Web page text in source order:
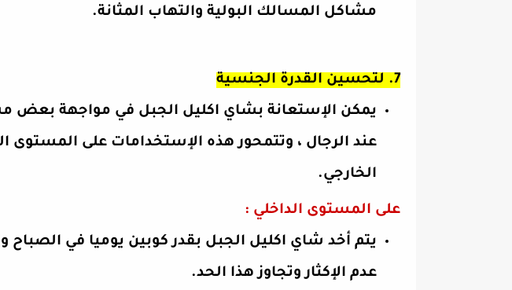
مشاكل المسالك البولية والتهاب المثانة.
7. لتحسين القدرة الجنسية
يمكن الإستعانة بشاي اكليل الجبل في مواجهة
عند الرجال ، وتتمحور هذه الإستخدامات على المستوى
الخارجي.
على المستوى الداخلي :
يتم أخد شاي اكليل الجبل بقدر كوبين يوميا في
عدم الإكثار وتجاوز هذا الحد.